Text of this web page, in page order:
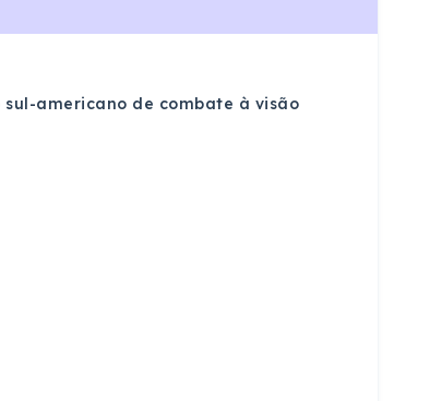
americano de combate à visão